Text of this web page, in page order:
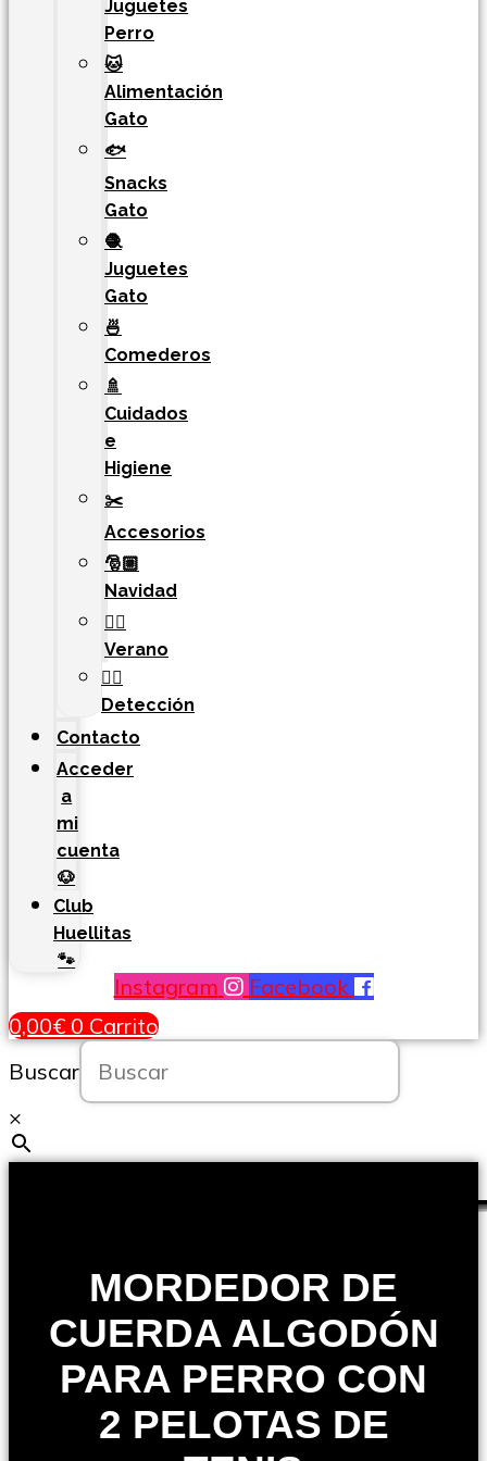
Juguetes
Perro
🐱
Alimentación
Gato
🐟
Snacks
Gato
🧶
Juguetes
Gato
🍜
Comederos
🚿
Cuidados
e
Higiene
✂️
Accesorios
🎅🏼
Navidad
🏄‍♀️
Verano
🐕‍🦺
Detección
Contacto
Acceder
a
mi
cuenta
🐶
Club
Huellitas
🐾
Instagram
Facebook
0,00€ 0 Carrito
Buscar
×
MORDEDOR DE
CUERDA ALGODÓN
PARA PERRO CON
2 PELOTAS DE